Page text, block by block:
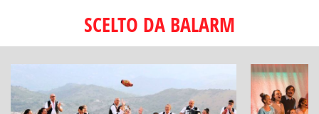
SCELTO DA BALARM